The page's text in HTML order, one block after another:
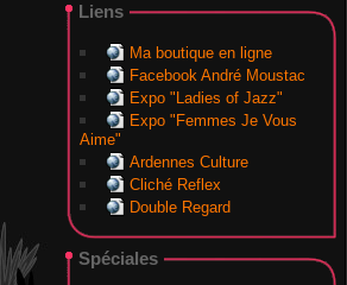
Liens
Ma boutique en ligne
Facebook André Moustac
Expo "Ladies of Jazz"
Expo "Femmes Je Vous
Aime"
Ardennes Culture
Cliché Reflex
Double Regard
Spéciales